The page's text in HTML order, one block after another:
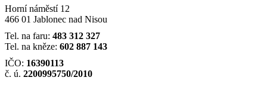
Horní náměstí 12
466 01 Jablonec nad Nisou
Tel. na faru: 483 312 327
Tel. na kněze: 602 887 143
IČO: 16390113
č. ú. 2200995750/2010